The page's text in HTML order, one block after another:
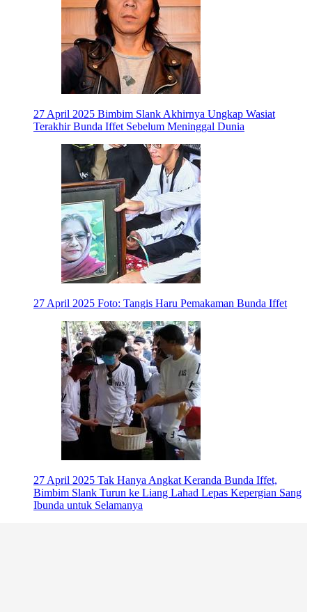
27 April 2025 Bimbim Slank Akhirnya Ungkap Wasiat
Terakhir Bunda Iffet Sebelum Meninggal Dunia
27 April 2025 Foto: Tangis Haru Pemakaman Bunda Iffet
27 April 2025 Tak Hanya Angkat Keranda Bunda Iffet,
Bimbim Slank Turun ke Liang Lahad Lepas Kepergian Sang
Ibunda untuk Selamanya